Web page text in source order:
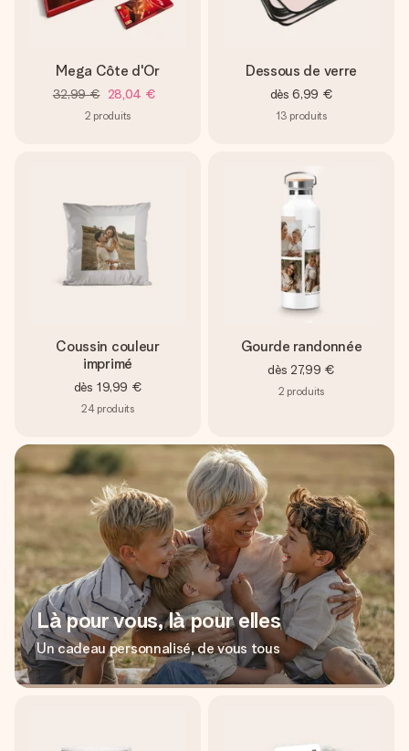
Mega Côte d'Or
32,99 € 28,04 €
2 produits
Dessous de verre
dès 6,99 €
13 produits
Coussin couleur
imprimé
dès 19,99 €
24 produits
Gourde randonnée
dès 27,99 €
2 produits
Là pour vous, là pour elles
Un cadeau personnalisé, de vous tous